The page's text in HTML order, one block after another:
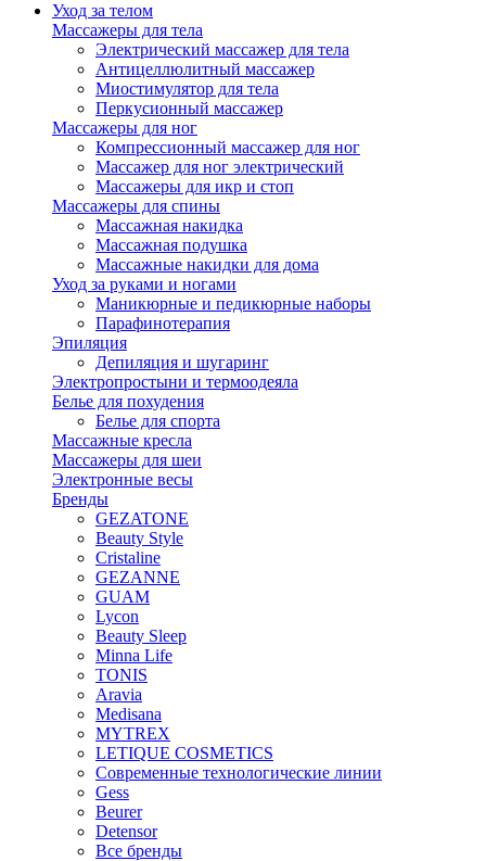
Уход за телом
Массажеры для тела
Электрический массажер для тела
Антицеллюлитный массажер
Миостимулятор для тела
Перкусионный массажер
Массажеры для ног
Компрессионный массажер для ног
Массажер для ног электрический
Массажеры для икр и стоп
Массажеры для спины
Массажная накидка
Массажная подушка
Массажные накидки для дома
Уход за руками и ногами
Маникюрные и педикюрные наборы
Парафинотерапия
Эпиляция
Депиляция и шугаринг
Электропростыни и термоодеяла
Белье для похудения
Белье для спорта
Массажные кресла
Массажеры для шеи
Электронные весы
Бренды
GEZATONE
Beauty Style
Cristaline
GEZANNE
GUAM
Lycon
Beauty Sleep
Minna Life
TONIS
Aravia
Medisana
MYTREX
LETIQUE COSMETICS
Современные технологические линии
Gess
Beurer
Detensor
Все бренды